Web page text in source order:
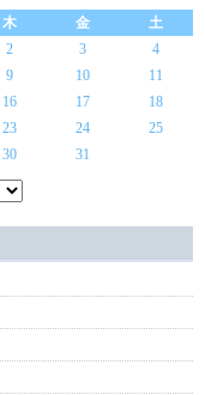
木 金
土
2 3
4
9 10
11
16 17
18
23 24
25
30 31